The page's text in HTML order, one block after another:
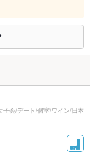
会/デート/個室/ワイン/日本